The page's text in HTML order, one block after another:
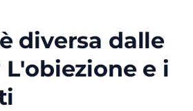
diversa dalle
e i